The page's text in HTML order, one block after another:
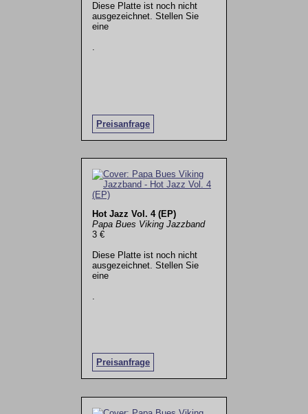
Diese Platte ist noch nicht
ausgezeichnet. Stellen Sie
eine
Preisanfrage
.
Hot Jazz Vol. 4 (EP)
Papa Bues Viking Jazzband
3 €
Diese Platte ist noch nicht
ausgezeichnet. Stellen Sie
eine
Preisanfrage